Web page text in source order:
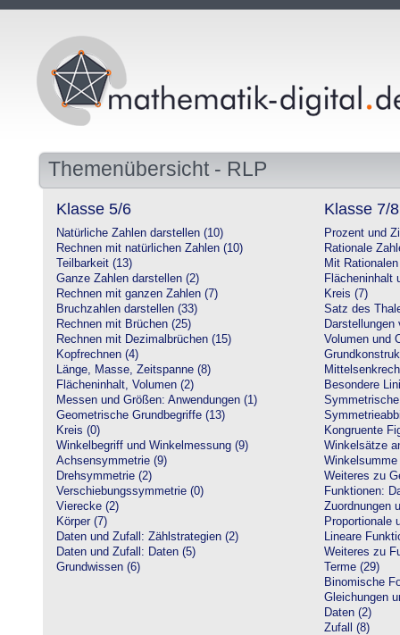
Themenübersicht - RLP
Klasse 5/6
Natürliche Zahlen darstellen (10)
Rechnen mit natürlichen Zahlen (10)
Teilbarkeit (13)
Ganze Zahlen darstellen (2)
Rechnen mit ganzen Zahlen (7)
Bruchzahlen darstellen (33)
Rechnen mit Brüchen (25)
Rechnen mit Dezimalbrüchen (15)
Kopfrechnen (4)
Länge, Masse, Zeitspanne (8)
Flächeninhalt, Volumen (2)
Messen und Größen: Anwendungen (1)
Geometrische Grundbegriffe (13)
Kreis (0)
Winkelbegriff und Winkelmessung (9)
Achsensymmetrie (9)
Drehsymmetrie (2)
Verschiebungssymmetrie (0)
Vierecke (2)
Körper (7)
Daten und Zufall: Zählstrategien (2)
Daten und Zufall: Daten (5)
Grundwissen (6)
Klasse 7/8
Prozent und
Rationale
Mit
Flächeninhalt
Kreis (7)
Satz des
Darstellungen
Volumen und
Besondere
Kongruente
Winkelsätze
Weiteres zu
Funktionen:
Zuordnungen
Proportionale
Lineare
Weiteres zu
Terme (29)
Binomische
Gleichungen
Daten (2)
Zufall (8)